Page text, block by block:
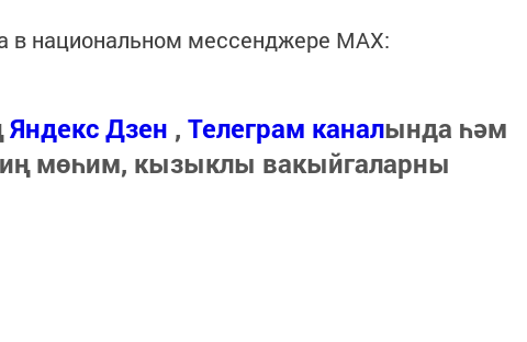
в национальном мессенджере MАХ:
Яндекс Дзен , Телеграм каналында һәм
мөһим, кызыклы вакыйгаларны